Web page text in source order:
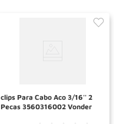
clips Para Cabo Aco 3/16'' 2
Pecas 3560316002 Vonder